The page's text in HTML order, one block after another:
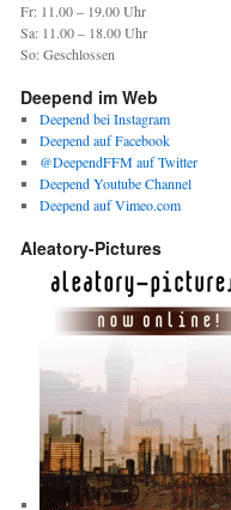
Fr: 11.00 – 19.00 Uhr
Sa: 11.00 – 18.00 Uhr
So: Geschlossen
Deepend im Web
Deepend bei Instagram
Deepend auf Facebook
@DeependFFM auf Twitter
Deepend Youtube Channel
Deepend auf Vimeo.com
Aleatory-Pictures